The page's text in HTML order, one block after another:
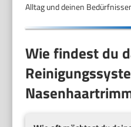
Alltag und deinen
Wie findest du